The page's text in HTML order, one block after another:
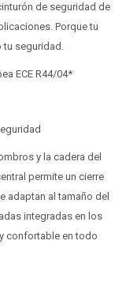
de seguridad de
Porque tu
tu seguridad.
ECE R44/04*
y la cadera del
permite un cierre
adaptan al tamaño del
integradas en los
confortable en todo